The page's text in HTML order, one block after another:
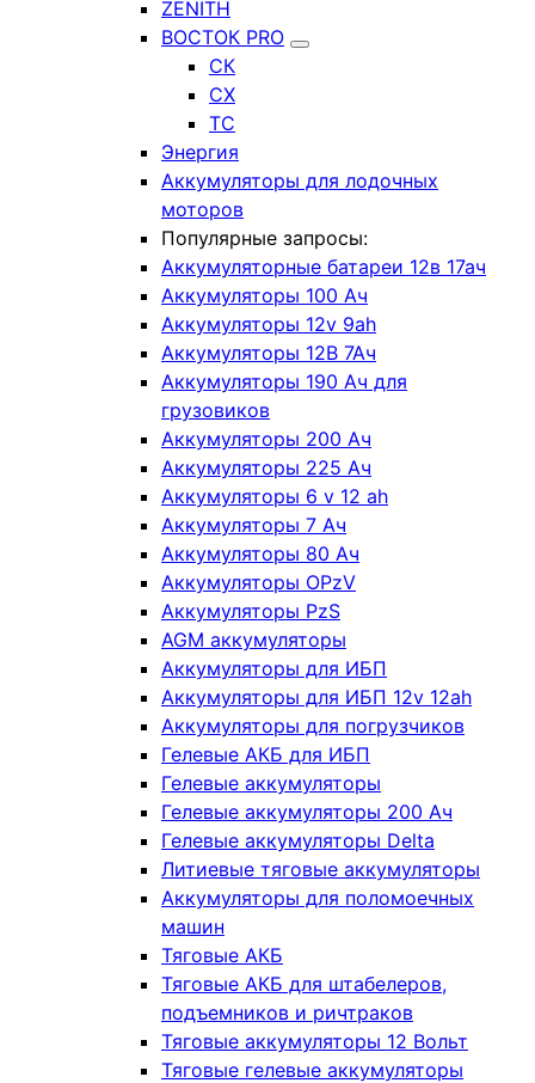
ZENITH
ВОСТОК PRO
СК
СХ
ТС
Энергия
Аккумуляторы для лодочных
моторов
Популярные запросы:
Аккумуляторные батареи 12в 17ач
Аккумуляторы 100 Ач
Аккумуляторы 12v 9ah
Аккумуляторы 12В 7Ач
Аккумуляторы 190 Ач для
грузовиков
Аккумуляторы 200 Ач
Аккумуляторы 225 Ач
Аккумуляторы 6 v 12 ah
Аккумуляторы 7 Ач
Аккумуляторы 80 Ач
Аккумуляторы OPzV
Аккумуляторы PzS
AGM аккумуляторы
Аккумуляторы для ИБП
Аккумуляторы для ИБП 12v 12ah
Аккумуляторы для погрузчиков
Гелевые АКБ для ИБП
Гелевые аккумуляторы
Гелевые аккумуляторы 200 Ач
Гелевые аккумуляторы Delta
Литиевые тяговые аккумуляторы
Аккумуляторы для поломоечных
машин
Тяговые АКБ
Тяговые АКБ для штабелеров,
подъемников и ричтраков
Тяговые аккумуляторы 12 Вольт
Тяговые гелевые аккумуляторы